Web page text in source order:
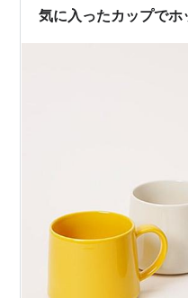
で超シンプルな美しいラ
気に入ったカップでホ